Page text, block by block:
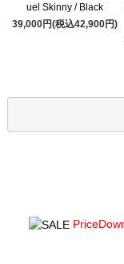
uel Skinny / Black
39,000円(税込42,900円)